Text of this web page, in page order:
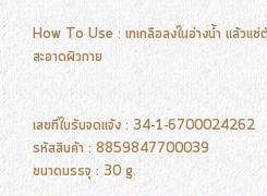
How To Use : เทเกลือลงในอ่างน้ำ แล้วแช่
สะอาดผิวกาย
เลขที่ใบรับจดแจ้ง : 34-1-6700024262
รหัสสินค้า : 8859847700039
ขนาดบรรจุ : 30 g.